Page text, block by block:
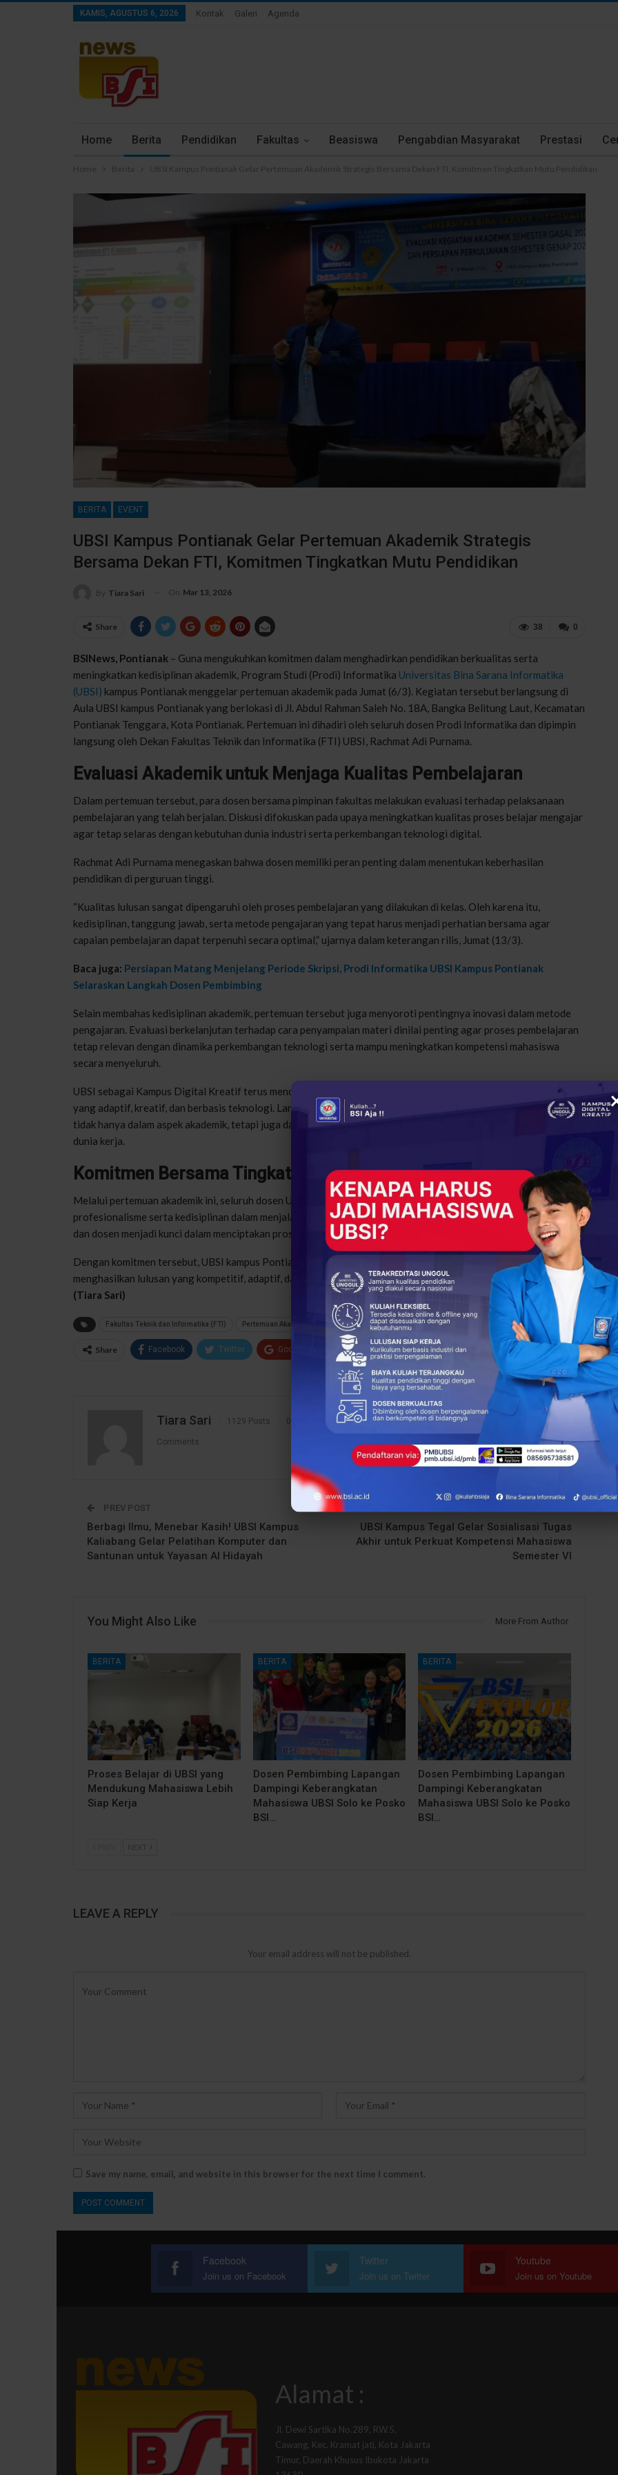
KAMIS, AGUSTUS 6, 2026 Kontak Galeri Agenda
Home Berita Pendidikan Fakultas Beasiswa Pengabdian Masyarakat Prestasi
Home Berita UBSI Kampus Pontianak Gelar Pertemuan Akademik Strategis Bersama Dekan FTI, Komitmen Tingkatkan Mutu Pendidikan
BERITA EVENT
UBSI Kampus Pontianak Gelar Pertemuan Akademik Strategis
Bersama Dekan FTI, Komitmen Tingkatkan Mutu Pendidikan
By Tiara Sari On Mar 13, 2026
0
38
Share
BSINews, Pontianak – Guna mengukuhkan komitmen dalam menghadirkan pendidikan berkualitas serta
meningkatkan kedisiplinan akademik, Program Studi (Prodi) Informatika Universitas Bina Sarana Informatika
(UBSI) kampus Pontianak menggelar pertemuan akademik pada Jumat (6/3). Kegiatan tersebut berlangsung di
Aula UBSI kampus Pontianak yang berlokasi di Jl. Abdul Rahman Saleh No. 18A, Bangka Belitung Laut, Kecamatan
Pontianak Tenggara, Kota Pontianak. Pertemuan ini dihadiri oleh seluruh dosen Prodi Informatika dan dipimpin
langsung oleh Dekan Fakultas Teknik dan Informatika (FTI) UBSI, Rachmat Adi Purnama.
Evaluasi Akademik untuk Menjaga Kualitas Pembelajaran
Dalam pertemuan tersebut, para dosen bersama pimpinan fakultas melakukan evaluasi terhadap pelaksanaan
pembelajaran yang telah berjalan. Diskusi difokuskan pada upaya meningkatkan kualitas proses belajar mengajar
agar tetap selaras dengan kebutuhan dunia industri serta perkembangan teknologi digital.
Rachmat Adi Purnama menegaskan bahwa dosen memiliki peran penting dalam menentukan keberhasilan
pendidikan di perguruan tinggi.
“Kualitas lulusan sangat dipengaruhi oleh proses pembelajaran yang dilakukan di kelas. Oleh karena itu,
kedisiplinan, tanggung jawab, serta metode pengajaran yang tepat harus menjadi perhatian bersama agar
capaian pembelajaran dapat terpenuhi secara optimal,” ujarnya dalam keterangan rilis, Jumat (13/3).
Baca juga: Persiapan Matang Menjelang Periode Skripsi, Prodi Informatika UBSI Kampus Pontianak
Selaraskan Langkah Dosen Pembimbing
Selain membahas kedisiplinan akademik, pertemuan tersebut juga menyoroti pentingnya inovasi dalam metode
pengajaran. Evaluasi berkelanjutan terhadap cara penyampaian materi dinilai penting agar proses pembelajaran
tetap relevan dengan dinamika perkembangan teknologi serta mampu meningkatkan kompetensi mahasiswa
secara menyeluruh.
UBSI sebagai Kampus Digital Kreatif terus mendorong para dosen untuk mengembangkan metode pembelajaran
yang adaptif, kreatif, dan berbasis teknologi. Langkah ini diharapkan dapat memperkuat kemampuan mahasiswa
tidak hanya dalam aspek akademik, tetapi juga dalam membangun karakter dan kesiapan menghadapi tantangan
dunia kerja.
Komitmen Bersama Tingkatkan Profesionalisme Dosen
Melalui pertemuan akademik ini, seluruh dosen UBSI kampus Pontianak diharapkan semakin memperkuat
profesionalisme serta kedisiplinan dalam menjalankan tugas sebagai pendidik. Sinergi antara pimpinan fakultas
dan dosen menjadi kunci dalam menciptakan proses pembelajaran yang berkualitas.
Dengan komitmen tersebut, UBSI kampus Pontianak optimistis dapat terus meningkatkan mutu pendidikan serta
menghasilkan lulusan yang kompetitif, adaptif, dan siap berkontribusi di berbagai sektor industri di era digital.
(Tiara Sari)
Fakultas Teknik dan Informatika (FTI) Pertemuan Akademik UBSI Kampus Pontianak
Share Facebook Twitter Google+ ReddIt
Tiara Sari 1129 Posts 0
Comments
PREV POST
Berbagi Ilmu, Menebar Kasih! UBSI Kampus
Kaliabang Gelar Pelatihan Komputer dan
Santunan untuk Yayasan Al Hidayah
UBSI Kampus Tegal Gelar Sosialisasi Tugas
Akhir untuk Perkuat Kompetensi Mahasiswa
Semester VI
You Might Also Like More From Author
BERITA
Proses Belajar di UBSI yang
Mendukung Mahasiswa Lebih
Siap Kerja
BERITA
Dosen Pembimbing Lapangan
Dampingi Keberangkatan
Mahasiswa UBSI Solo ke Posko
BSI…
BERITA
Dosen Pembimbing Lapangan
Dampingi Keberangkatan
Mahasiswa UBSI Solo ke Posko
BSI…
NEXT
LEAVE A REPLY
Your email address will not be published.
Save my name, email, and website in this browser for the next time I comment.
Facebook
Join us on Facebook
Twitter
Join us on Twitter
Youtube
Join us on Youtube
Alamat :
Jl. Dewi Sartika No.289, RW.5,
Cawang, Kec. Kramat jati, Kota Jakarta
Timur, Daerah Khusus Ibukota Jakarta